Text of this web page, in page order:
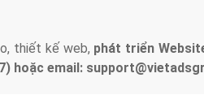
thiết kế web, phát triển
hoặc email: